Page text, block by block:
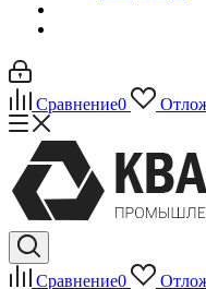
Сравнение0
Сравнение0